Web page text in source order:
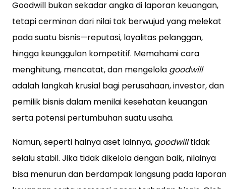
Goodwill bukan sekadar angka di laporan keuangan,
tetapi cerminan dari nilai tak berwujud yang melekat
pada suatu bisnis—reputasi, loyalitas pelanggan,
hingga keunggulan kompetitif. Memahami cara
menghitung, mencatat, dan mengelola goodwill
adalah langkah krusial bagi perusahaan, investor, dan
pemilik bisnis dalam menilai kesehatan keuangan
serta potensi pertumbuhan suatu usaha.
Namun, seperti halnya aset lainnya, goodwilltidak
selalu stabil. Jika tidak dikelola dengan baik, nilainya
bisa menurun dan berdampak langsung pada laporan